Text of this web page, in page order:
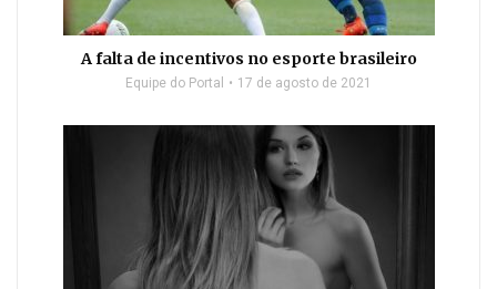
A falta de incentivos no esporte brasileiro
Equipe do Portal 17 de agosto de 2021